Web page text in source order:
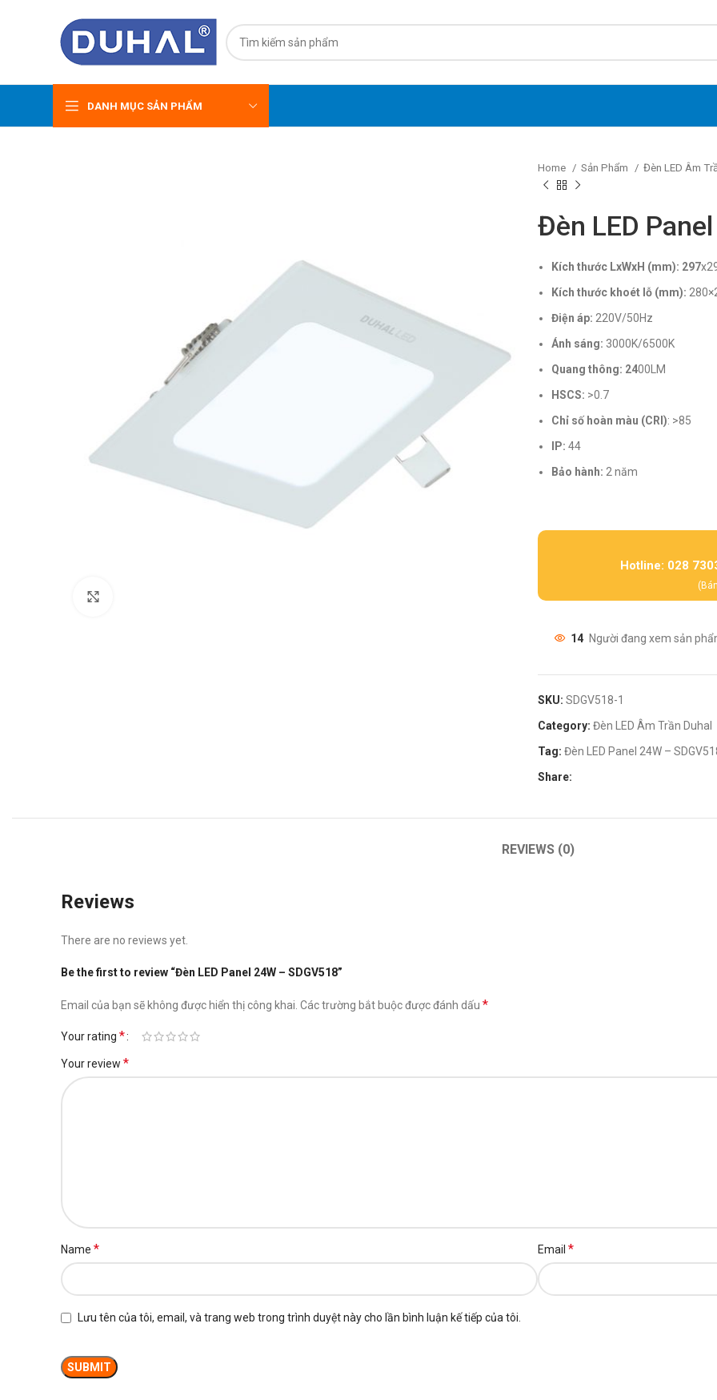
DANH MỤC SẢN PHẨM
Home Sản Phẩm Đèn LED Âm
Đèn LED
Kích thước LxWxH (mm): 297
Kích thước khoét lỗ (mm):
Điện áp: 220V/50Hz
Ánh sáng: 3000K/6500K
Quang thông: 2400LM
HSCS: >0.7
Chỉ số hoàn màu (CRI): >85
IP: 44
Bảo hành: 2 năm
Hotline: 028
14 Người đang xem sản
SKU: SDGV518-1
Category: Đèn LED Âm Trần Duhal
Tag: Đèn LED Panel 24W –
Share:
REVIEWS (0)
Reviews
There are no reviews yet.
Be the first to review “Đèn LED Panel 24W – SDGV518”
Email của bạn sẽ không được hiển thị công khai. Các trường bắt buộc được đánh dấu *
Your rating *
Your review *
Name * Email *
Lưu tên của tôi, email, và trang web trong trình duyệt này cho lần bình luận kế tiếp của tôi.